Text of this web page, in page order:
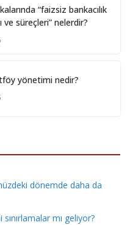
“faizsiz bankacılık
ve süreçleri” nelerdir?
yönetimi nedir?
dönemde daha da
mı geliyor?